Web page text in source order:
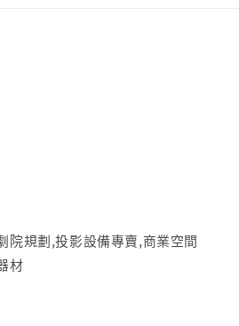
院規劃,投影設備專賣,商業空間
材